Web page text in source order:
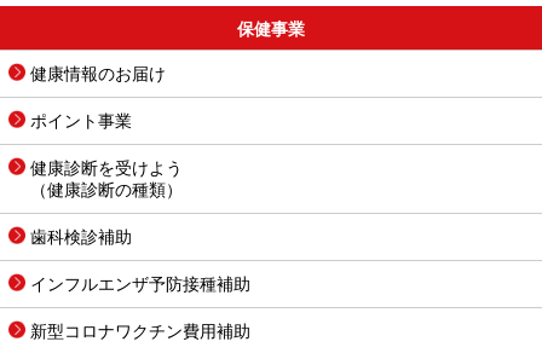
保健事業
健康情報のお届け
ポイント事業
健康診断を受けよう
（健康診断の種類）
歯科検診補助
インフルエンザ予防接種補助
新型コロナワクチン費用補助